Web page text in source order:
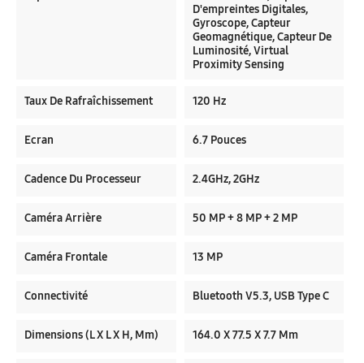
D'empreintes Digitales,
Gyroscope, Capteur
Geomagnétique, Capteur De
Luminosité, Virtual
Proximity Sensing
Taux De Rafraîchissement 120 Hz
Ecran 6.7 Pouces
Cadence Du Processeur 2.4GHz, 2GHz
Caméra Arrière 50 MP + 8 MP + 2 MP
Caméra Frontale 13 MP
Connectivité Bluetooth V5.3, USB Type C
Dimensions (L X L X H, Mm) 164.0 X 77.5 X 7.7 Mm